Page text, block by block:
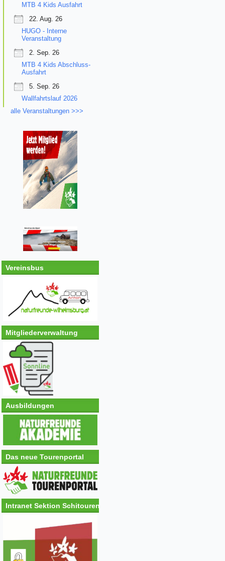
MTB 4 Kids Ausfahrt
22. Aug. 26
HUGO - Interne
Veranstaltung
2. Sep. 26
MTB 4 Kids Abschluss-
Ausfahrt
5. Sep. 26
Wallfahrtslauf 2026
alle Veranstaltungen >>>
Vereinsbus
Mitgliederverwaltung
Ausbildungen
Das neue Tourenportal
Intranet Sektion Schitouren